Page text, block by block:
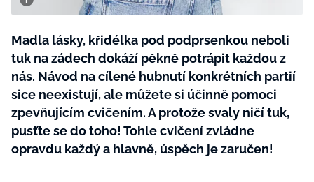
Rady a tipy
SVĚT ŽENY - 599 KČ
ROČNÍ PŘEDPLATNÉ SVĚT ŽENY +
SADA PRODUKTŮ MANA (10 ks)
Madla lásky, křidélka pod podprsenkou neboli
tuk na zádech dokáží pěkně potrápit každou z
nás. Návod na cílené hubnutí konkrétních partií
sice neexistují, ale můžete si účinně pomoci
zpevňujícím cvičením. A protože svaly ničí tuk,
pusťte se do toho! Tohle cvičení zvládne
opravdu každý a hlavně, úspěch je zaručen!